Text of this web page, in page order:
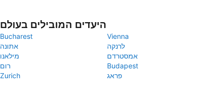
היעדים המובילים בעולם
Bucharest
Vienna
אתונה
לרנקה
מילאנו
אמסטרדם
רום
Budapest
Zurich
פראג